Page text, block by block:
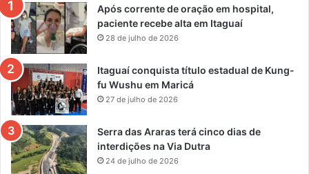
Após corrente de oração em hospital,
paciente recebe alta em Itaguaí
28 de julho de 2026
Itaguaí conquista título estadual de Kung-
fu Wushu em Maricá
27 de julho de 2026
Serra das Araras terá cinco dias de
interdições na Via Dutra
24 de julho de 2026